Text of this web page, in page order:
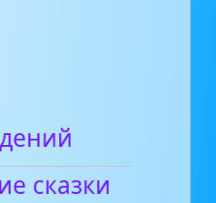
сказки